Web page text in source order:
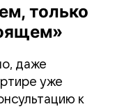
только
даже
уже
к